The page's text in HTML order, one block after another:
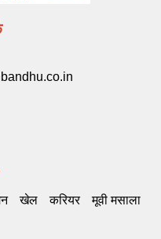
खेल करियर मूवी मसाला